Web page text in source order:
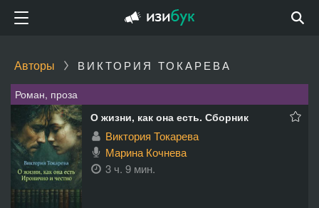
Авторы ВИКТОРИЯ ТОКАРЕВА
Роман, проза
О жизни, как она есть. Сборник
Виктория Токарева
Марина Кочнева
3 ч. 9 мин.